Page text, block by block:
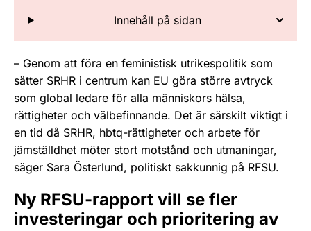
Innehåll på sidan
– Genom att föra en feministisk utrikespolitik som
sätter SRHR i centrum kan EU göra större avtryck
som global ledare för alla människors hälsa,
rättigheter och välbefinnande. Det är särskilt viktigt i
en tid då SRHR, hbtq-rättigheter och arbete för
jämställdhet möter stort motstånd och utmaningar,
säger Sara Österlund, politiskt sakkunnig på RFSU.
Ny RFSU-rapport vill se fler
investeringar och prioritering av